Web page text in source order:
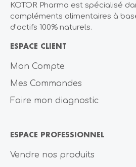
KOTOR Pharma est spécialisé
compléments alimentaires à
d’actifs 100% naturels.
ESPACE CLIENT
Mon Compte
Mes Commandes
Faire mon diagnostic
ESPACE PROFESSIONNEL
Vendre nos produits